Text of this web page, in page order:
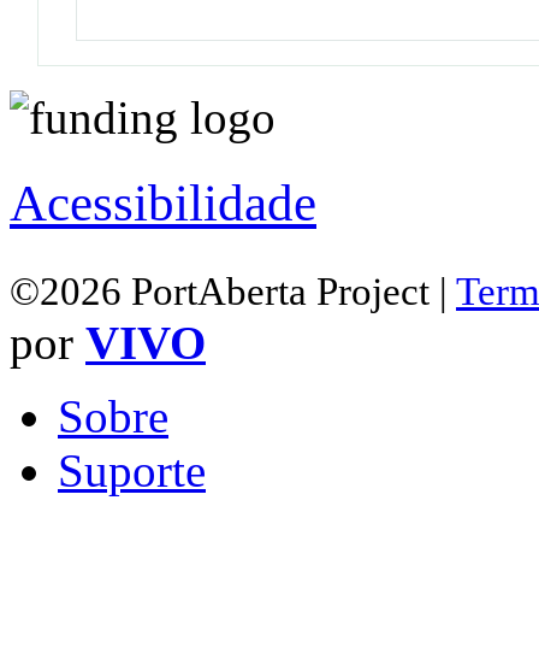
Acessibilidade
©2026 PortAberta Project |
por VIVO
Sobre
Suporte